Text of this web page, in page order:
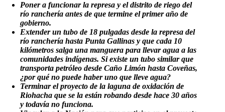
Poner a funcionar la represa y el distrito de riego del
río ranchería antes de que termine el primer año de
gobierno.
Extender un tubo de 18 pulgadas desde la represa del
río ranchería hasta Punta Gallinas y que cada 10
kilómetros salga una manguera para llevar agua a las
comunidades indígenas. Si existe un tubo similar que
transporta petróleo desde Caño Limón hasta Coveñas,
¿por qué no puede haber uno que lleve agua?
Terminar el proyecto de la laguna de oxidación de
Riohacha que se la están robando desde hace 30 años
y todavía no funciona.